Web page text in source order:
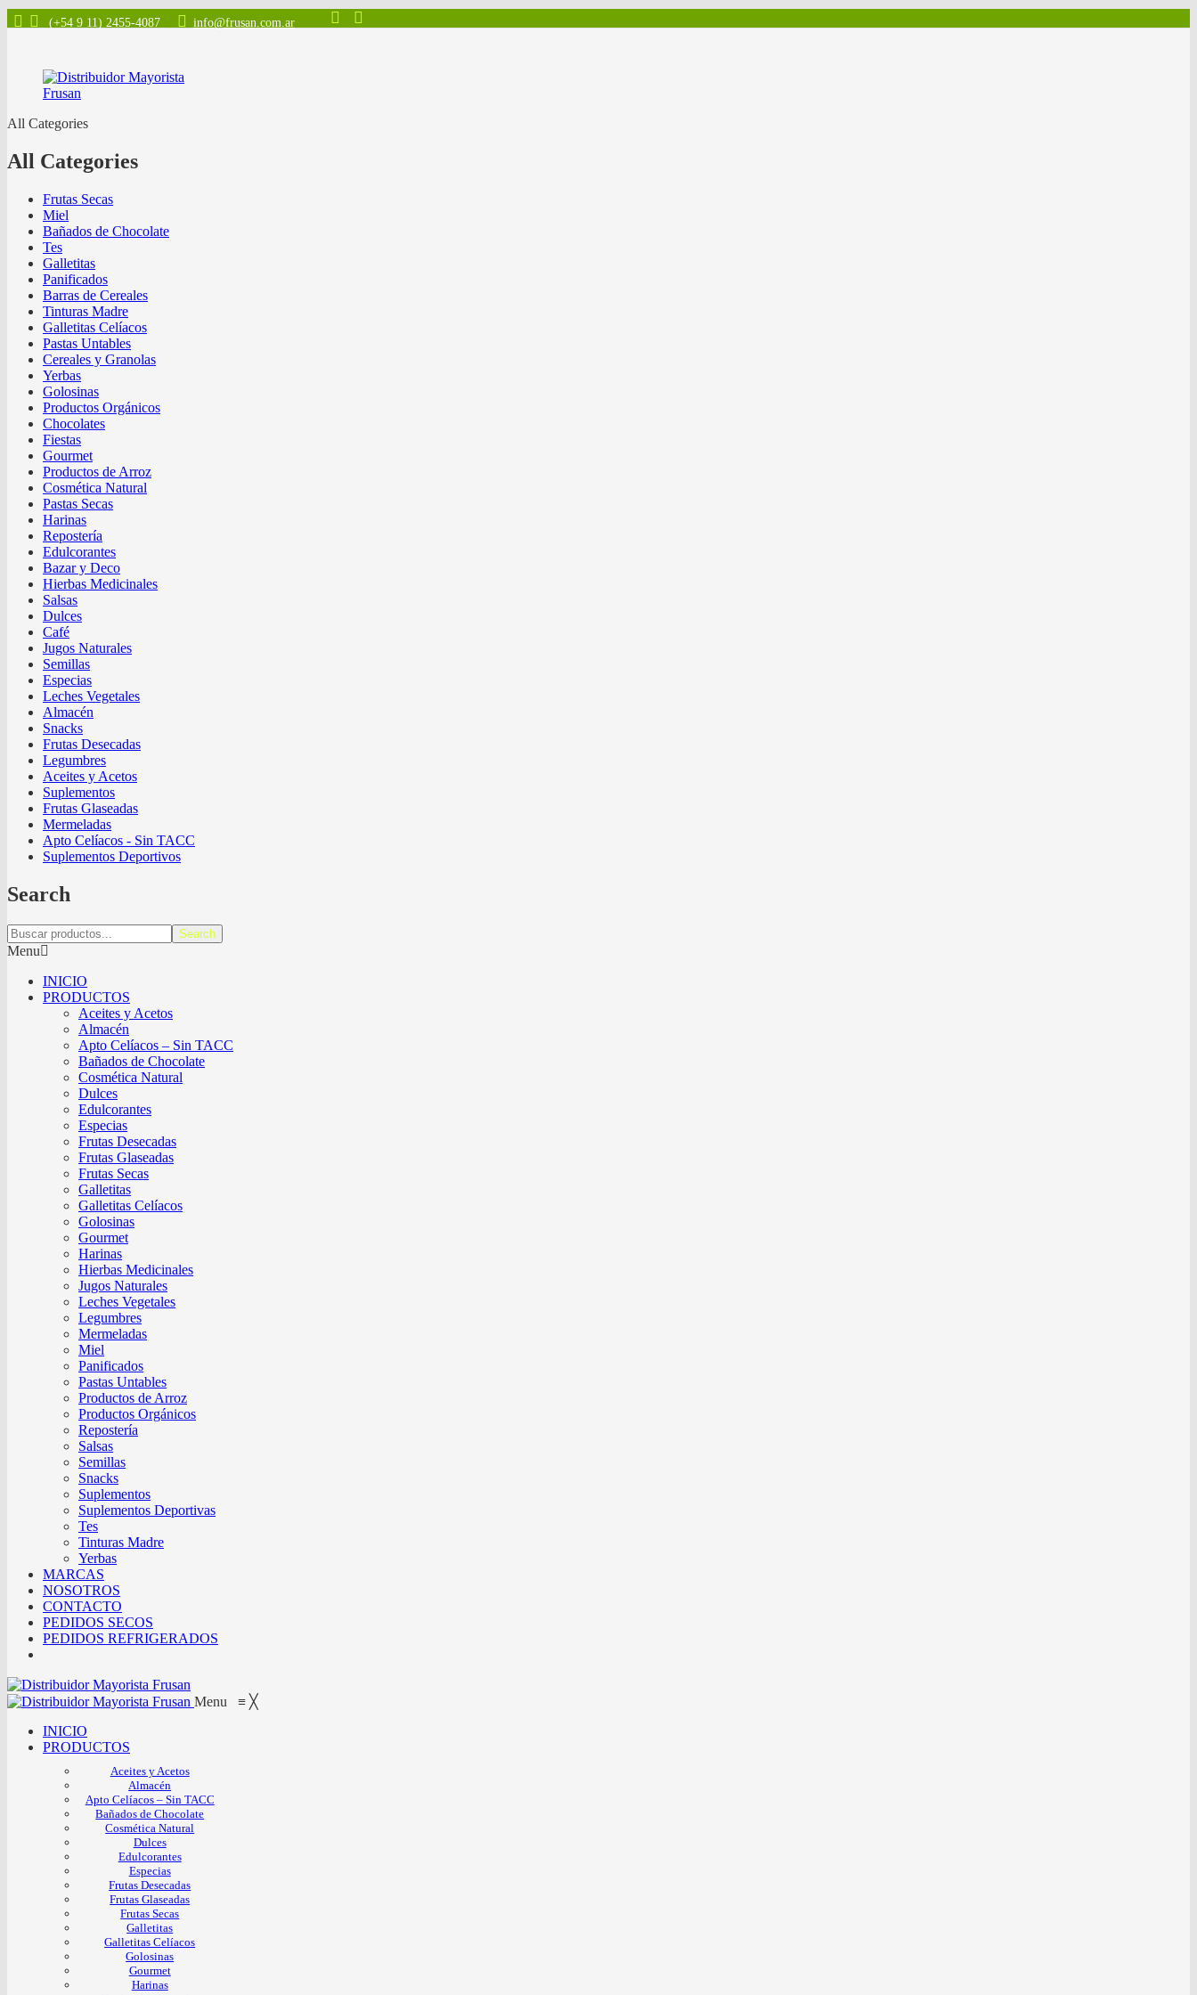
(+54 9 11) 2455-4087 info@frusan.com.ar
All Categories
All Categories
Frutas Secas
Miel
Bañados de Chocolate
Tes
Galletitas
Panificados
Barras de Cereales
Tinturas Madre
Galletitas Celíacos
Pastas Untables
Cereales y Granolas
Yerbas
Golosinas
Productos Orgánicos
Chocolates
Fiestas
Gourmet
Productos de Arroz
Cosmética Natural
Pastas Secas
Harinas
Repostería
Edulcorantes
Bazar y Deco
Hierbas Medicinales
Salsas
Dulces
Café
Jugos Naturales
Semillas
Especias
Leches Vegetales
Almacén
Snacks
Frutas Desecadas
Legumbres
Aceites y Acetos
Suplementos
Frutas Glaseadas
Mermeladas
Apto Celíacos - Sin TACC
Suplementos Deportivos
Search
Search
Menu
INICIO
PRODUCTOS
Aceites y Acetos
Almacén
Apto Celíacos – Sin TACC
Bañados de Chocolate
Cosmética Natural
Dulces
Edulcorantes
Especias
Frutas Desecadas
Frutas Glaseadas
Frutas Secas
Galletitas
Galletitas Celíacos
Golosinas
Gourmet
Harinas
Hierbas Medicinales
Jugos Naturales
Leches Vegetales
Legumbres
Mermeladas
Miel
Panificados
Pastas Untables
Productos de Arroz
Productos Orgánicos
Repostería
Salsas
Semillas
Snacks
Suplementos
Suplementos Deportivas
Tes
Tinturas Madre
Yerbas
MARCAS
NOSOTROS
CONTACTO
PEDIDOS SECOS
PEDIDOS REFRIGERADOS
Menu ≡ ╳
INICIO
PRODUCTOS
Aceites y Acetos
Almacén
Apto Celíacos – Sin TACC
Bañados de Chocolate
Cosmética Natural
Dulces
Edulcorantes
Especias
Frutas Desecadas
Frutas Glaseadas
Frutas Secas
Galletitas
Galletitas Celíacos
Golosinas
Gourmet
Harinas